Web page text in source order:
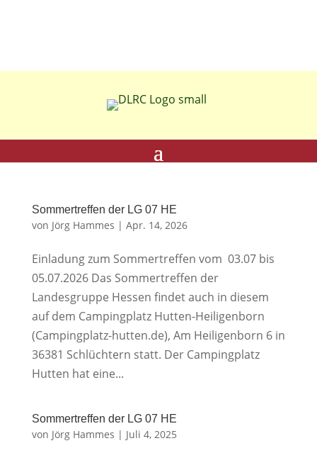
Sommertreffen der LG 07 HE
von Jörg Hammes | Apr. 14, 2026
Einladung zum Sommertreffen vom 03.07 bis
05.07.2026 Das Sommertreffen der
Landesgruppe Hessen findet auch in diesem
auf dem Campingplatz Hutten-Heiligenborn
(Campingplatz-hutten.de), Am Heiligenborn 6 in
36381 Schlüchtern statt. Der Campingplatz
Hutten hat eine...
Sommertreffen der LG 07 HE
von Jörg Hammes | Juli 4, 2025